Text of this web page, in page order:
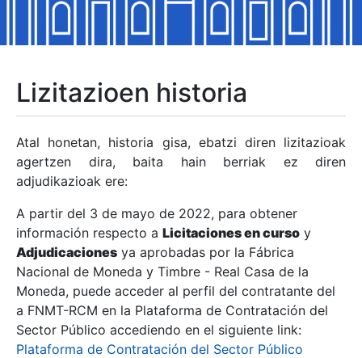
Erakutsi/Ezkutatu
Erakutsi/Ezkutatu
Erakutsi/Ezkutatu
Erakutsi/Ezkutatu
Erakutsi/Ezkutatu
Erakutsi/Ezkutatu
Lizitazioen historia
Atal honetan, historia gisa, ebatzi diren lizitazioak
agertzen dira, baita hain berriak ez diren
adjudikazioak ere:
A partir del 3 de mayo de 2022, para obtener
información respecto a Licitaciones en curso y
Adjudicaciones ya aprobadas por la Fábrica
Nacional de Moneda y Timbre - Real Casa de la
Moneda, puede acceder al perfil del contratante del
a FNMT-RCM en la Plataforma de Contratación del
Sector Público accediendo en el siguiente link:
Plataforma de Contratación del Sector Público